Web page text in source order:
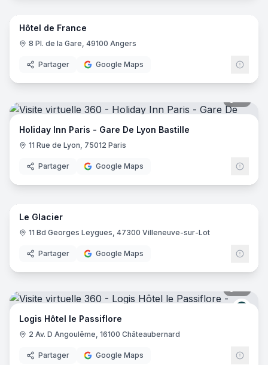
Hôtel de France
8 Pl. de la Gare, 49100 Angers
Partager Google Maps
Holiday Inn Paris - Gare De Lyon Bastille
11 Rue de Lyon, 75012 Paris
Partager Google Maps
24
Le Glacier
11 Bd Georges Leygues, 47300 Villeneuve-sur-Lot
Partager Google Maps
Logis Hôtel le Passiflore
2 Av. D Angoulême, 16100 Châteaubernard
Partager Google Maps